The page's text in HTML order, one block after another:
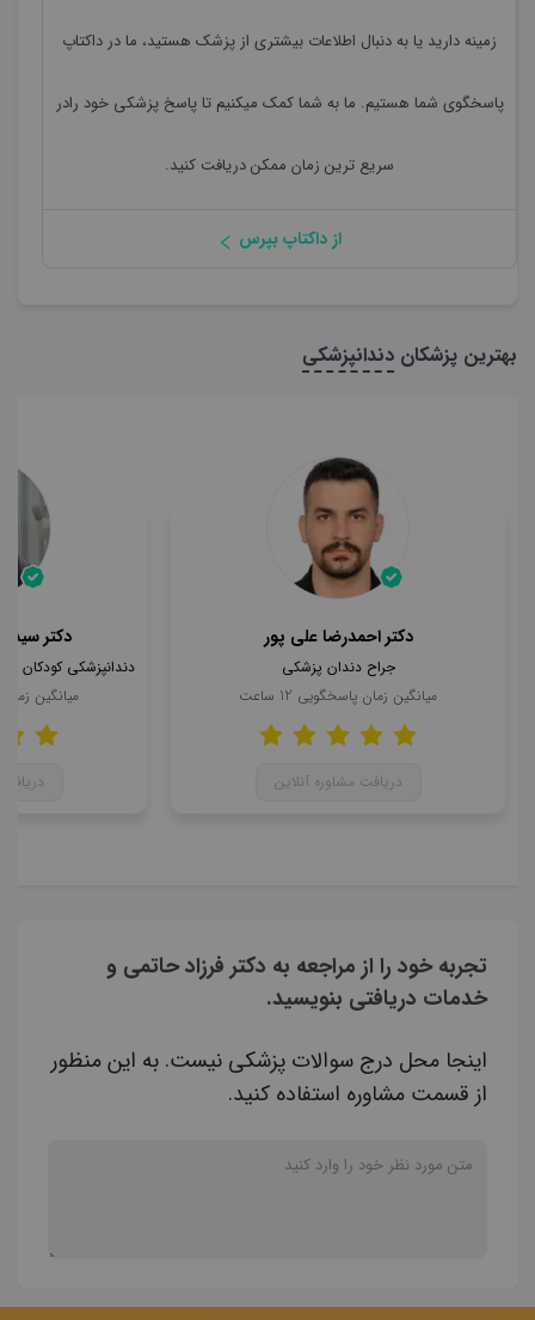
زمینه دارید یا به دنبال اطلاعات بیشتری از پزشک هستید، ما در داکتاپ
پاسخگوی شما هستیم. ما به شما کمک میکنیم تا پاسخ پزشکی خود رادر
سریع ترین زمان ممکن دریافت کنید.
از داکتاپ بپرس
بهترین پزشکان دندانپزشکی
دکتر احمدرضا علی پور
جراح دندان پزشکی
میانگین زمان پاسخگویی 12 ساعت
دریافت مشاوره آنلاین
دکتر سید
میانگین
تجربه خود را از مراجعه به دکتر فرزاد حاتمی و
خدمات دریافتی بنویسید.
اینجا محل درج سوالات پزشکی نیست. به این منظور
از قسمت مشاوره استفاده کنید.